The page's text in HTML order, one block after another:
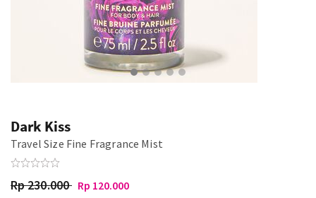
Dark Kiss
Travel Size Fine Fragrance Mist
Rp 230.000 Rp 120.000